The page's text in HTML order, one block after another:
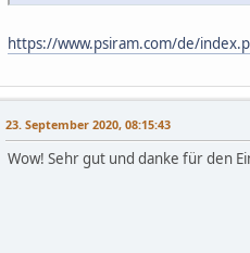
https://www.psiram.com/de/
23. September 2020, 08:15:43
Wow! Sehr gut und danke für den